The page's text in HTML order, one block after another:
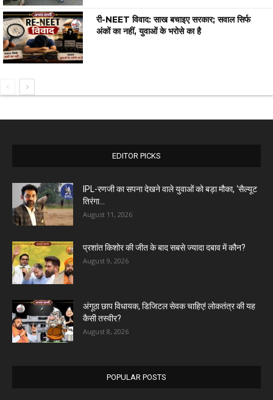
री-NEET विवाद: साख बचाइए सरकार; सवाल सिर्फ
अंकों का नहीं, युवाओं के भरोसे का है
EDITOR PICKS
IPL-रणजी का सपना देखने वाले युवाओं को बड़ा मौका, ‘सैल्यूट
तिरंगा...
August 11, 2026
प्रशांत किशोर की जीत के बाद सबसे ज्यादा दबाव में कौन?
August 9, 2026
अंगूठा छाप विधायक, डिजिटल सेवक चाहिए! लोकतंत्र की यह
कैसी तस्वीर?
August 8, 2026
POPULAR POSTS